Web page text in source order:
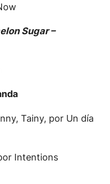
Sugar –
Tainy, por Un día
Intentions